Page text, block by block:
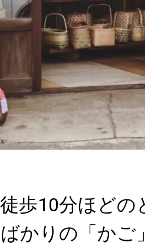
歩10分ほどの
かりの「かご